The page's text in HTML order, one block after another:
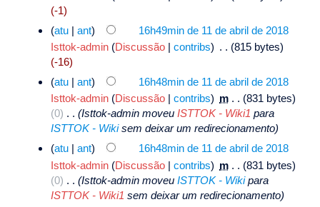
(-1)
(atu |ant)
16h49min de 11 de abril de 2018
Isttok-admin (Discussão |contribs) . . (815 bytes)
(-16)
(atu |ant)
16h48min de 11 de abril de 2018
Isttok-admin (Discussão |contribs) m . . (831 bytes)
(0) . . (Isttok-admin moveuISTTOK - Wiki1 para
ISTTOK - Wikisem deixar um redirecionamento)
(atu |ant)
16h48min de 11 de abril de 2018
Isttok-admin (Discussão |contribs) m . . (831 bytes)
(0) . . (Isttok-admin moveuISTTOK - Wikipara
ISTTOK - Wiki1 sem deixar um redirecionamento)